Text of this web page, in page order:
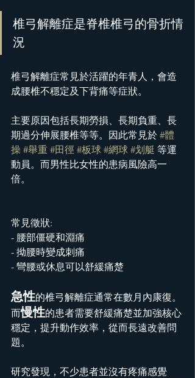
椎弓解離症是脊椎椎弓的骨折情
況
椎弓解離症常見於活躍的年青人，會造
成腰椎不穩定及下背痛等症狀。
主要原因包括長期勞損、長期負重、長
期過分伸展腰椎等等。因此常見於 #體
操 #舉重 #田徑 #板球 #網球 #划艇 等運
動員。而男性比女性的患病風險高一
倍。
常見徵狀:
- 腰部僵硬和淵痛
- ⁠拗腰時變成刺痛
- ⁠彎腰或休息可以舒緩痛楚
急性的椎弓解離症通常在數月內康復。
而慢性的患者需要舒緩痛楚並加強核心
穩定，提升動作效率，從而長遠改善問
題。
研究發現，不少患者並沒有疼痛感覺